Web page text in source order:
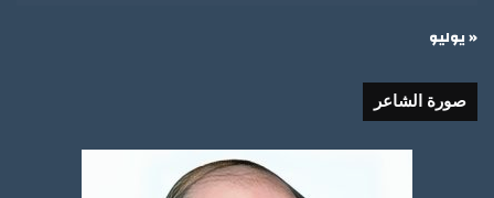
« يوليو
صورة الشاعر